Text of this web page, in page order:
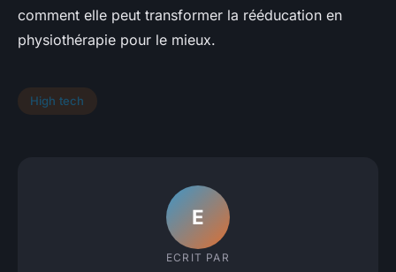
comment elle peut transformer la rééducation en
physiothérapie pour le mieux.
High tech
E
ECRIT PAR